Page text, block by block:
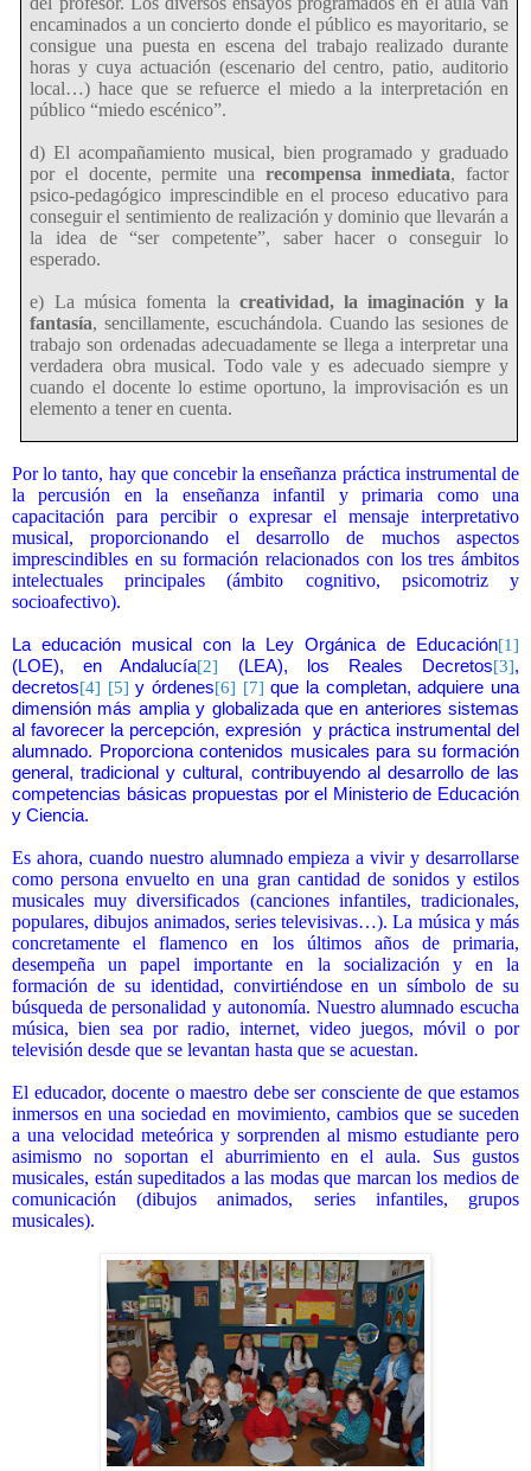
encaminados a un concierto donde el público es mayoritario, se
consigue una puesta en escena del trabajo realizado durante
horas y cuya actuación (escenario del centro, patio, auditorio
local…) hace que se refuerce el miedo a la interpretación en
público “miedo escénico”.
d) El acompañamiento musical, bien programado y graduado
por el docente, permite una recompensa inmediata, factor
psico-pedagógico imprescindible en el proceso educativo para
conseguir el sentimiento de realización y dominio que llevarán a
la idea de “ser competente”, saber hacer o conseguir lo
esperado.
e) La música fomenta la creatividad, la imaginación y la
fantasía, sencillamente, escuchándola. Cuando las sesiones de
trabajo son ordenadas adecuadamente se llega a interpretar una
verdadera obra musical. Todo vale y es adecuado siempre y
cuando el docente lo estime oportuno, la improvisación es un
elemento a tener en cuenta.
Por lo tanto, hay que concebir la enseñanza práctica instrumental de
la percusión en la enseñanza infantil y primaria como una
capacitación para percibir o expresar el mensaje interpretativo
musical, proporcionando el desarrollo de muchos aspectos
imprescindibles en su formación relacionados con los tres ámbitos
intelectuales principales (ámbito cognitivo, psicomotriz y
socioafectivo).
La educación musical con la Ley Orgánica de Educación[1]
(LOE), en Andalucía[2] (LEA), los Reales Decretos[3],
decretos[4] [5] y órdenes[6] [7] que la completan, adquiere una
dimensión más amplia y globalizada que en anteriores sistemas
al favorecer la percepción, expresión
y práctica instrumental del
alumnado. Proporciona contenidos musicales para su formación
general, tradicional y cultural, contribuyendo al desarrollo de las
competencias básicas propuestas por el Ministerio de Educación
y Ciencia.
Es ahora, cuando nuestro alumnado empieza a vivir y desarrollarse
como persona envuelto en una gran cantidad de sonidos y estilos
musicales muy diversificados (canciones infantiles, tradicionales,
populares, dibujos animados, series televisivas…). La música y más
concretamente el flamenco en los últimos años de primaria,
desempeña un papel importante en la socialización y en la
formación de su identidad, convirtiéndose en un símbolo de su
búsqueda de personalidad y autonomía. Nuestro alumnado escucha
música, bien sea por radio, internet, video juegos, móvil o por
televisión desde que se levantan hasta que se acuestan.
El educador, docente o maestro debe ser consciente de que estamos
inmersos en una sociedad en movimiento, cambios que se suceden
a una velocidad meteórica y sorprenden al mismo estudiante pero
asimismo no soportan el aburrimiento en el aula. Sus gustos
musicales, están supeditados a las modas que marcan los medios de
comunicación (dibujos animados, series infantiles, grupos
musicales).